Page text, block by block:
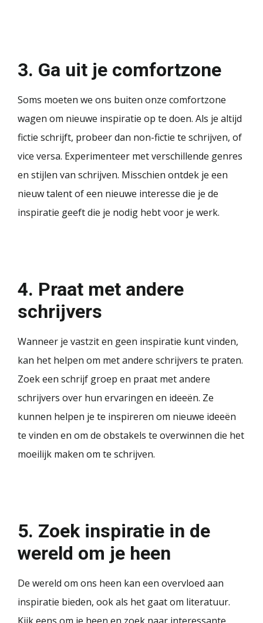
3. Ga uit je comfortzone
Soms moeten we ons buiten onze comfortzone
wagen om nieuwe inspiratie op te doen. Als je altijd
fictie schrijft, probeer dan non-fictie te schrijven, of
vice versa. Experimenteer met verschillende genres
en stijlen van schrijven. Misschien ontdek je een
nieuw talent of een nieuwe interesse die je de
inspiratie geeft die je nodig hebt voor je werk.
4. Praat met andere
schrijvers
Wanneer je vastzit en geen inspiratie kunt vinden,
kan het helpen om met andere schrijvers te praten.
Zoek een schrijf groep en praat met andere
schrijvers over hun ervaringen en ideeën. Ze
kunnen helpen je te inspireren om nieuwe ideeën
te vinden en om de obstakels te overwinnen die het
moeilijk maken om te schrijven.
5. Zoek inspiratie in de
wereld om je heen
De wereld om ons heen kan een overvloed aan
inspiratie bieden, ook als het gaat om literatuur.